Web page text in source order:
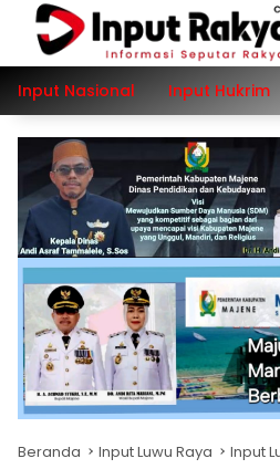
Langsung
konten
Input Nasional
Input Hukrim
Beranda Input Luwu Raya Input